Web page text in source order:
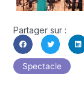
Partager sur :
Spectacle